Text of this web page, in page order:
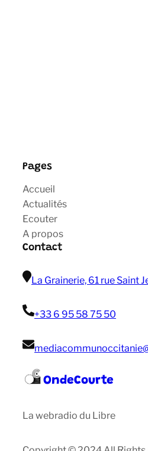
Pages
Accueil
Actualités
Ecouter
A propos
Contact
La Grainerie, 61 rue Saint
+33 6 95 58 75 50
OndeCourte
La webradio du Libre